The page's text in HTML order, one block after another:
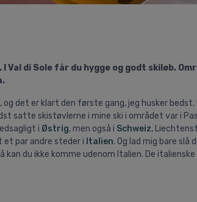
di Sole får du hygge og godt skiløb.
det er klart den første gang, jeg husker bedst.
satte skistøvlerne i mine ski i området var i
i Østrig, men også i Schweiz,
et par andre steder i Italien. Og lad mig bare slå
du ikke komme udenom Italien. De